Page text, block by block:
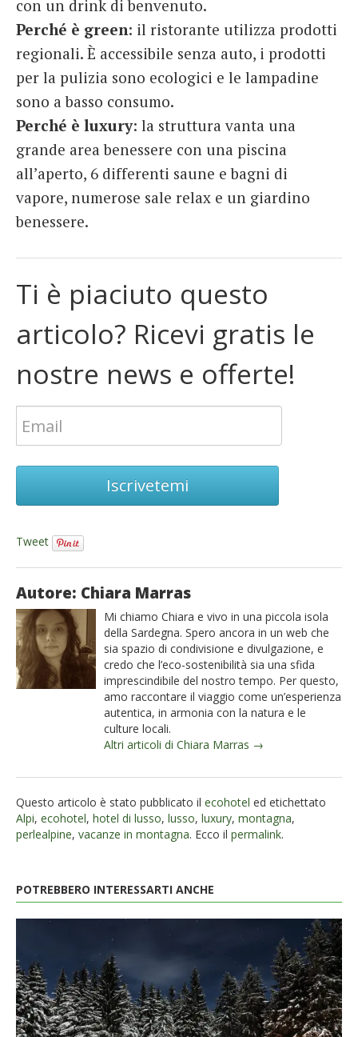
con un drink di benvenuto.
Perché è green: il ristorante utilizza prodotti
regionali. È accessibile senza auto, i prodotti
per la pulizia sono ecologici e le lampadine
sono a basso consumo.
Perché è luxury: la struttura vanta una
grande area benessere con una piscina
all’aperto, 6 differenti saune e bagni di
vapore, numerose sale relax e un giardino
benessere.
Ti è piaciuto questo
articolo? Ricevi gratis le
nostre news e offerte!
Iscrivetemi
Tweet
Autore: Chiara Marras
Mi chiamo Chiara e vivo in una piccola isola
della Sardegna. Spero ancora in un web che
sia spazio di condivisione e divulgazione, e
credo che l’eco-sostenibilità sia una sfida
imprescindibile del nostro tempo. Per questo,
amo raccontare il viaggio come un’esperienza
autentica, in armonia con la natura e le
culture locali.
Altri articoli di Chiara Marras →
Questo articolo è stato pubblicato il ecohotel ed etichettato
Alpi, ecohotel, hotel di lusso, lusso, luxury, montagna,
perlealpine, vacanze in montagna. Ecco il permalink.
POTREBBERO INTERESSARTI ANCHE